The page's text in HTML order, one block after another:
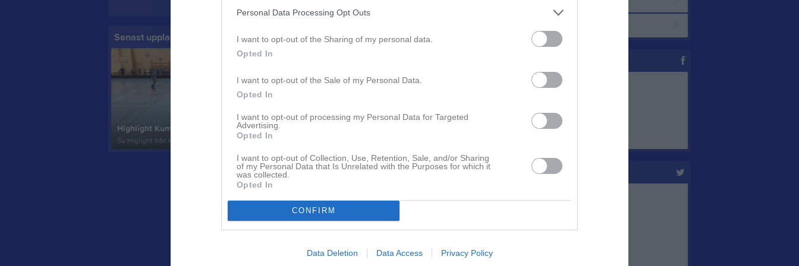
Personal Data Processing Opt Outs
I want to opt-out of the Sharing of my personal data.
Opted In
I want to opt-out of the Sale of my Personal Data.
Opted In
I want to opt-out of processing my Personal Data for Targeted
Advertising.
Opted In
I want to opt-out of Collection, Use, Retention, Sale, and/or Sharing
of my Personal Data that Is Unrelated with the Purposes for which it
was collected.
Opted In
CONFIRM
Data Deletion Data Access Privacy Policy
Visa fler nyheter
Senast uppladdade video
Highlight Kumla IBK - Per-Ols IBF
Se Higlight från Kumlas match mot Per-Ols IBF. ...
Senast uppdaterade album
Twitter @KumlaIBK